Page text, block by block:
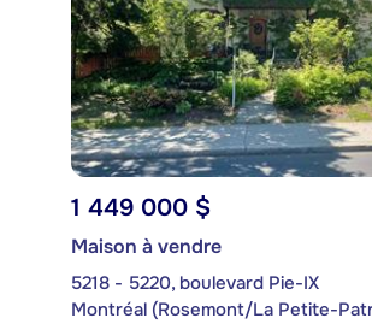
1 449 000 $
Maison à vendre
5218 - 5220, boulevard Pie-IX
Montréal (Rosemont/La Petite-